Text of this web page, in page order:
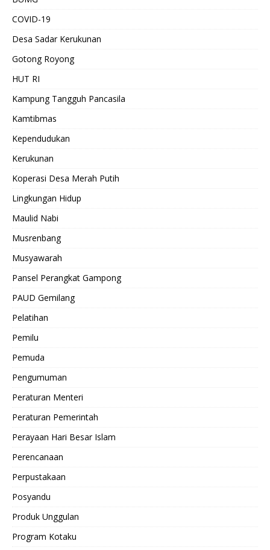
COVID-19
Desa Sadar Kerukunan
Gotong Royong
HUT RI
Kampung Tangguh Pancasila
Kamtibmas
Kependudukan
Kerukunan
Koperasi Desa Merah Putih
Lingkungan Hidup
Maulid Nabi
Musrenbang
Musyawarah
Pansel Perangkat Gampong
PAUD Gemilang
Pelatihan
Pemilu
Pemuda
Pengumuman
Peraturan Menteri
Peraturan Pemerintah
Perayaan Hari Besar Islam
Perencanaan
Perpustakaan
Posyandu
Produk Unggulan
Program Kotaku